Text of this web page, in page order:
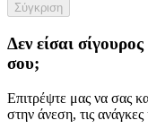
Σύγκριση
Δεν είσαι
σου;
Επιτρέψτε μας να σας
στην άνεση, τις